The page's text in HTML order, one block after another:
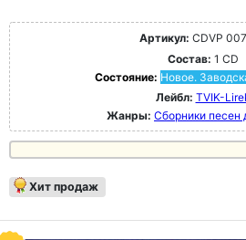
Артикул: CDVP
Состав: 1 CD
Состояние: Новое.
Лейбл: TVIK-
Жанры: Сборники песен
Хит продаж